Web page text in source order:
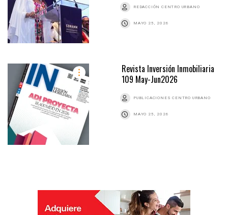
REDACCIÓN CENTRO URBANO
MAYO 25, 2026
Revista Inversión Inmobiliaria
109 May-Jun2026
PUBLICACIONES CENTRO URBANO
MAYO 25, 2026